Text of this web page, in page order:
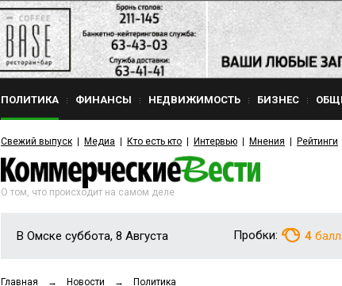
ПОЛИТИКА ФИНАНСЫ НЕДВИЖИМОСТЬ БИЗНЕС
Свежий выпуск Медиа Кто есть кто Интервью Мнения Рейтинги
О том, что происходит на самом деле
В Омске суббота, 8 Августа Пробки: 4
Главная → Новости → Политика